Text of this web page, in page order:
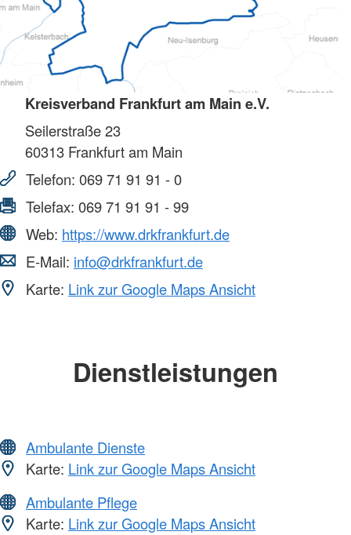
Kreisverband Frankfurt am Main e.V.
Seilerstraße 23
60313 Frankfurt am Main
Telefon: 069 71 91 91 - 0
Telefax: 069 71 91 91 - 99
Web: https://www.drkfrankfurt.de
E-Mail: info@drkfrankfurt.de
Karte: Link zur Google Maps Ansicht
Dienstleistungen
Ambulante Dienste
Karte: Link zur Google Maps Ansicht
Ambulante Pflege
Karte: Link zur Google Maps Ansicht